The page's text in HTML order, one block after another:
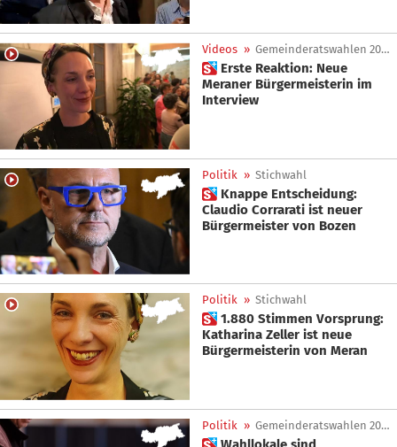
Videos » Gemeinderatswahlen 2025
 Erste Reaktion: Neue
Meraner Bürgermeisterin im
Interview
Politik » Stichwahl
 Knappe Entscheidung:
Claudio Corrarati ist neuer
Bürgermeister von Bozen
Politik » Stichwahl
 1.880 Stimmen Vorsprung:
Katharina Zeller ist neue
Bürgermeisterin von Meran
Politik » Gemeinderatswahlen 2025